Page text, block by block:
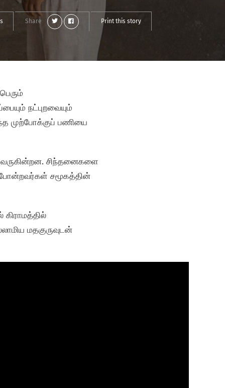
Share Print this story
நட்புறவையும்
முற்போக்குப் பணியை
வருகின்றன. சிந்தனைகளை
சமூகத்தின்
கிராமத்தில்
மதகுருவுடன்